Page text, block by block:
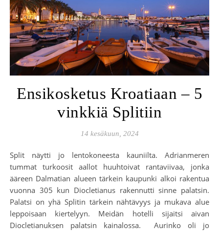
Ensikosketus Kroatiaan – 5
vinkkiä Splitiin
14 kesäkuun, 2024
Split näytti jo lentokoneesta kauniilta. Adrianmeren
tummat turkoosit aallot huuhtoivat rantaviivaa, jonka
ääreen Dalmatian alueen tärkein kaupunki alkoi rakentua
vuonna 305 kun Diocletianus rakennutti sinne palatsin.
Palatsi on yhä Splitin tärkein nähtävyys ja mukava alue
leppoisaan kiertelyyn. Meidän hotelli sijaitsi aivan
Diocletianuksen palatsin kainalossa. Aurinko oli jo